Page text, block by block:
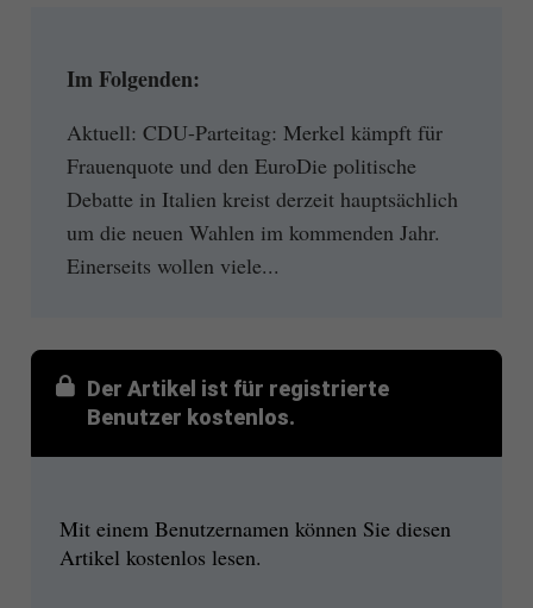
Im Folgenden:
Aktuell: CDU-Parteitag: Merkel kämpft für
Frauenquote und den EuroDie politische
Debatte in Italien kreist derzeit hauptsächlich
um die neuen Wahlen im kommenden Jahr.
Einerseits wollen viele...
Der Artikel ist für registrierte
Benutzer kostenlos.
Mit einem Benutzernamen können Sie diesen
Artikel kostenlos lesen.